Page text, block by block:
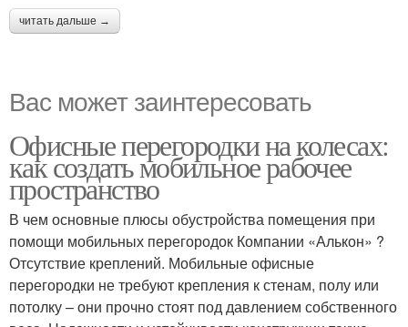
читать дальше →
Вас может заинтересовать
Офисные перегородки на колесах:
как создать мобильное рабочее
пространство
В чем основные плюсы обустройства помещения при
помощи мобильных перегородок Компании «Алькон» ?
Отсутствие креплений. Мобильные офисные
перегородки не требуют крепления к стенам, полу или
потолку – они прочно стоят под давлением собственного